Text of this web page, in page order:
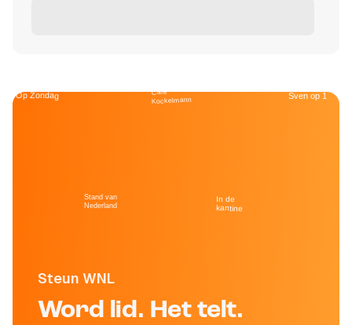
Steun WNL
Word lid. Het telt.
Op Zondag
Stand van
Nederland
Café
Kockelmann
In de
kantine
Sven op 1